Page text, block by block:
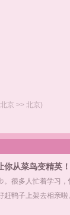
京 >> 北京)
你从菜鸟变精英
人忙着学习，忙
赶鸭子上架去相亲